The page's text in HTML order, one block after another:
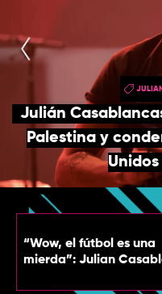
QUIÉNES SOMOS
Julián
Palestina y
“Wow, el fútbol es una
mierda”: Julian